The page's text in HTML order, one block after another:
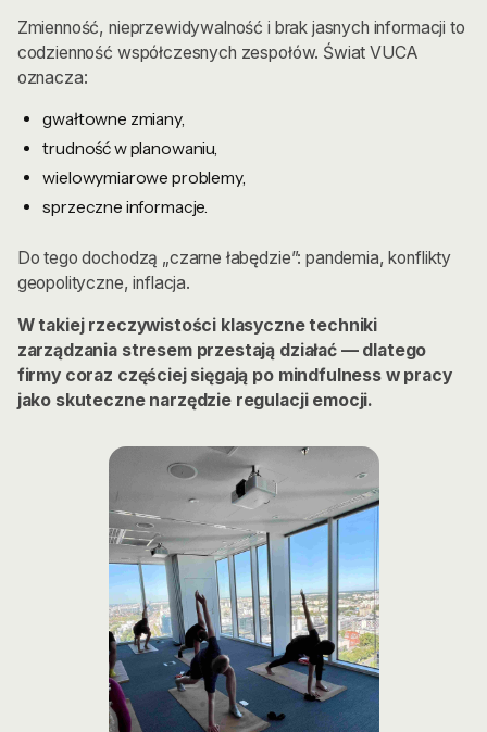
Zmienność, nieprzewidywalność i brak jasnych informacji to
codzienność współczesnych zespołów. Świat VUCA
oznacza:
gwałtowne zmiany,
trudność w planowaniu,
wielowymiarowe problemy,
sprzeczne informacje.
Do tego dochodzą „czarne łabędzie”: pandemia, konflikty
geopolityczne, inflacja.
W takiej rzeczywistości klasyczne techniki
zarządzania stresem przestają działać — dlatego
firmy coraz częściej sięgają po mindfulness w pracy
jako skuteczne narzędzie regulacji emocji.